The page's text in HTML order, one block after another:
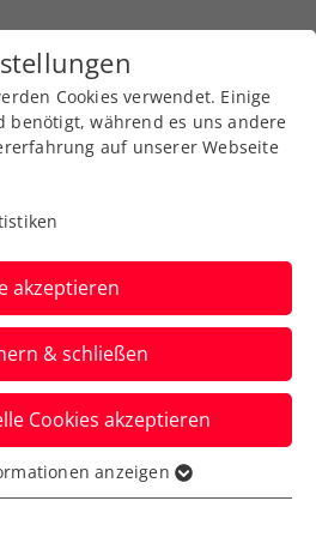
News
Cookies verwendet. Einige
benötigt, während es uns andere
auf unserer Webseite
akzeptieren
& schließen
Cookies akzeptieren
für grundlegende
anzeigen